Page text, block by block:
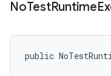
NoTestRuntime
public